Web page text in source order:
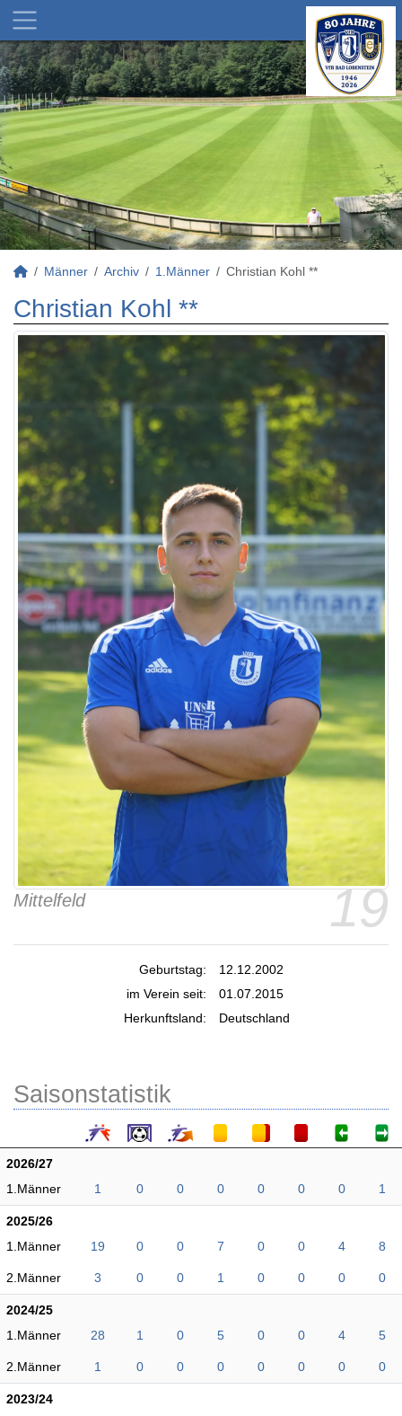
Männer Archiv 1.Männer Christian Kohl **
Christian Kohl **
19
Mittelfeld
Geburtstag:
12.12.2002
im Verein seit:
01.07.2015
Herkunftsland:
Deutschland
Saisonstatistik
2026/27
1.Männer
1 0 0 0 0 0 0 1
2025/26
1.Männer
19 0 0 7 0 0 4 8
2.Männer 3 0 0 1 0 0 0 0
2024/25
1.Männer
28 1 0 5 0 0 4 5
2.Männer 1 0 0 0 0 0 0 0
2023/24